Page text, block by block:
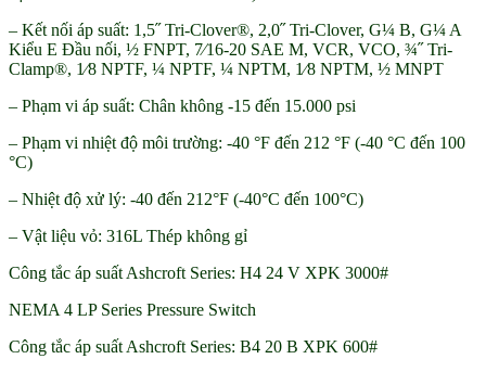
– Kết nối áp suất: 1,5˝ Tri-Clover®, 2,0˝ Tri-Clover, G¼ B, G¼ A
Kiểu E Đầu nối, ½ FNPT, 7⁄16-20 SAE M, VCR, VCO, ¾˝ Tri-
Clamp®, 1⁄8 NPTF, ¼ NPTF, ¼ NPTM, 1⁄8 NPTM, ½ MNPT
– Phạm vi áp suất: Chân không -15 đến 15.000 psi
– Phạm vi nhiệt độ môi trường: -40 °F đến 212 °F (-40 °C đến 100
°C)
– Nhiệt độ xử lý: -40 đến 212°F (-40°C đến 100°C)
– Vật liệu vỏ: 316L Thép không gỉ
Công tắc áp suất Ashcroft Series: H4 24 V XPK 3000#
NEMA 4 LP Series Pressure Switch
Công tắc áp suất Ashcroft Series: B4 20 B XPK 600#